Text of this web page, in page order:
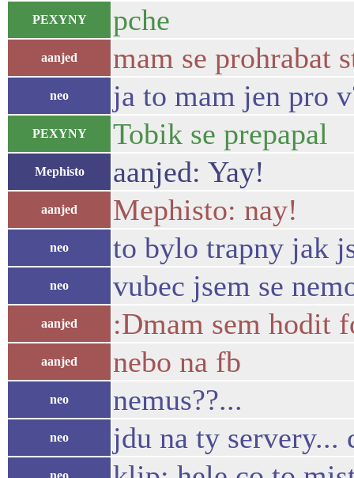
PEXYNY pche
aanjed mam se prohrabat
neo ja to mam jen pro
PEXYNY Tobik se prepapal
Mephisto aanjed: Yay!
aanjed Mephisto: nay!
neo to bylo trapny jak
neo vubec jsem se
aanjed :Dmam sem hodit
aanjed nebo na fb
neo nemus??...
neo jdu na ty servery...
neo